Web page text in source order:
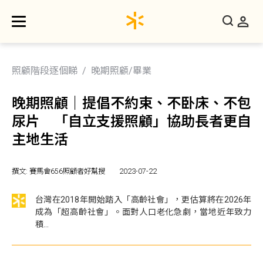
照顧階段逐個睇 晚期照顧/畢業
晚期照顧｜提倡不約束、不卧床、不包
尿片 「自立支援照顧」協助長者更自
主地生活
撰文: 賽馬會656照顧者好幫搜 2023-07-22
台灣在2018年開始踏入「高齡社會」，更估算將在2026年
成為「超高齡社會」。面對人口老化急劇，當地近年致力
積...